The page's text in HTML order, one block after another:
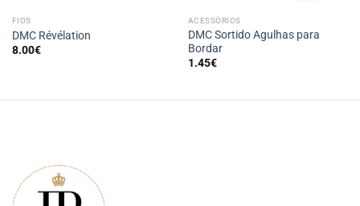
FIOS
DMC Révélation
8.00€
ACESSÓRIOS
DMC Sortido Agulhas para
Bordar
1.45€